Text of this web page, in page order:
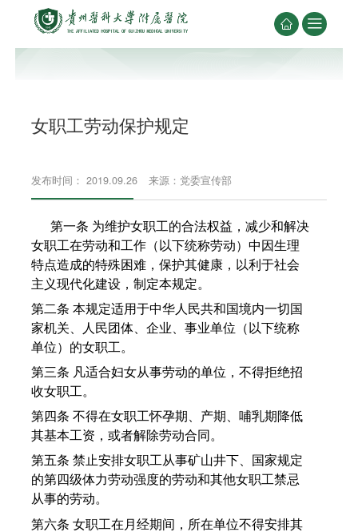
 
女职工劳动保护规定
发布时间： 2019.09.26 来源：党委宣传部
第一条 为维护女职工的合法权益，减少和解决
女职工在劳动和工作（以下统称劳动）中因生理
特点造成的特殊困难，保护其健康，以利于社会
主义现代化建设，制定本规定。
第二条 本规定适用于中华人民共和国境内一切国
家机关、人民团体、企业、事业单位（以下统称
单位）的女职工。
第三条 凡适合妇女从事劳动的单位，不得拒绝招
收女职工。
第四条 不得在女职工怀孕期、产期、哺乳期降低
其基本工资，或者解除劳动合同。
第五条 禁止安排女职工从事矿山井下、国家规定
的第四级体力劳动强度的劳动和其他女职工禁忌
从事的劳动。
第六条 女职工在月经期间，所在单位不得安排其